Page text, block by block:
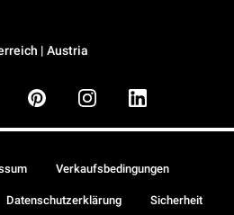
| Austria
Verkaufsbedingungen
Datenschutzerklärung Sicherheit